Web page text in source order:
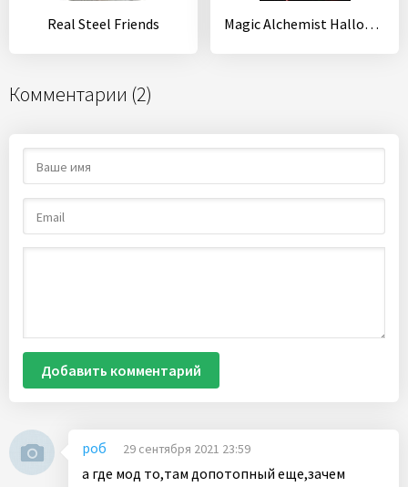
Real Steel Friends Magic Alchemist Halloween
Комментарии (2)
Добавить комментарий
роб 29 сентября 2021 23:59
а где мод то,там допотопный еще,зачем